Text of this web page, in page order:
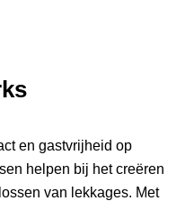
en gastvrijheid op
helpen bij het creëren
van lekkages. Met